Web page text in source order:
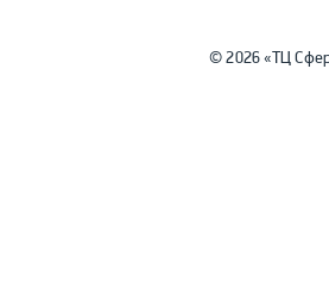
© 2026 «ТЦ